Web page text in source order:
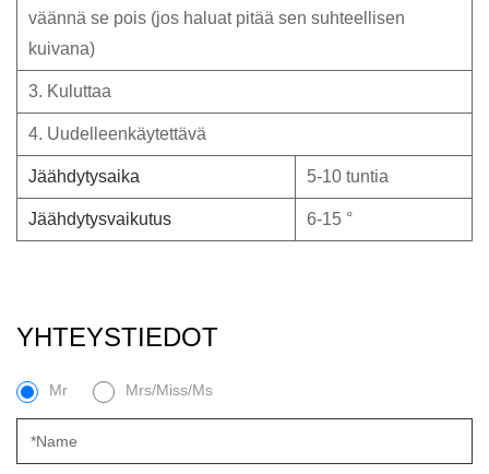
väännä se pois (jos haluat pitää sen suhteellisen
kuivana)
3. Kuluttaa
4. Uudelleenkäytettävä
Jäähdytysaika 5-10 tuntia
Jäähdytysvaikutus 6-15 °
YHTEYSTIEDOT
Mr Mrs/Miss/Ms